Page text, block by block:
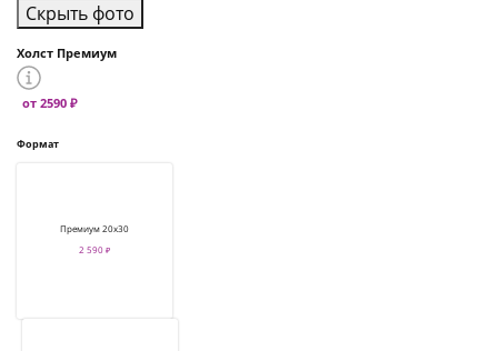
Скрыть фото
Холст Премиум
от 2590 ₽
Формат
Премиум 20х30
2 590 ₽